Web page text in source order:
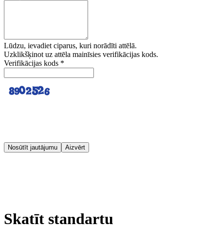
Lūdzu, ievadiet ciparus, kuri norādīti attēlā.
Uzklikšķinot uz attēla mainīsies verifikācijas kods.
Verifikācijas kods *
Nosūtīt jautājumu Aizvērt
Skatīt standartu